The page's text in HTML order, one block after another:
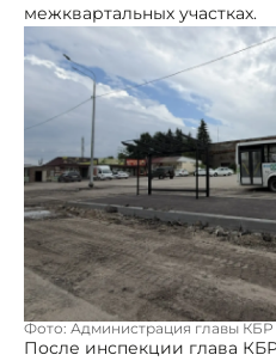
межквартальных участках.
Фото: Администрация главы КБР
После инспекции глава